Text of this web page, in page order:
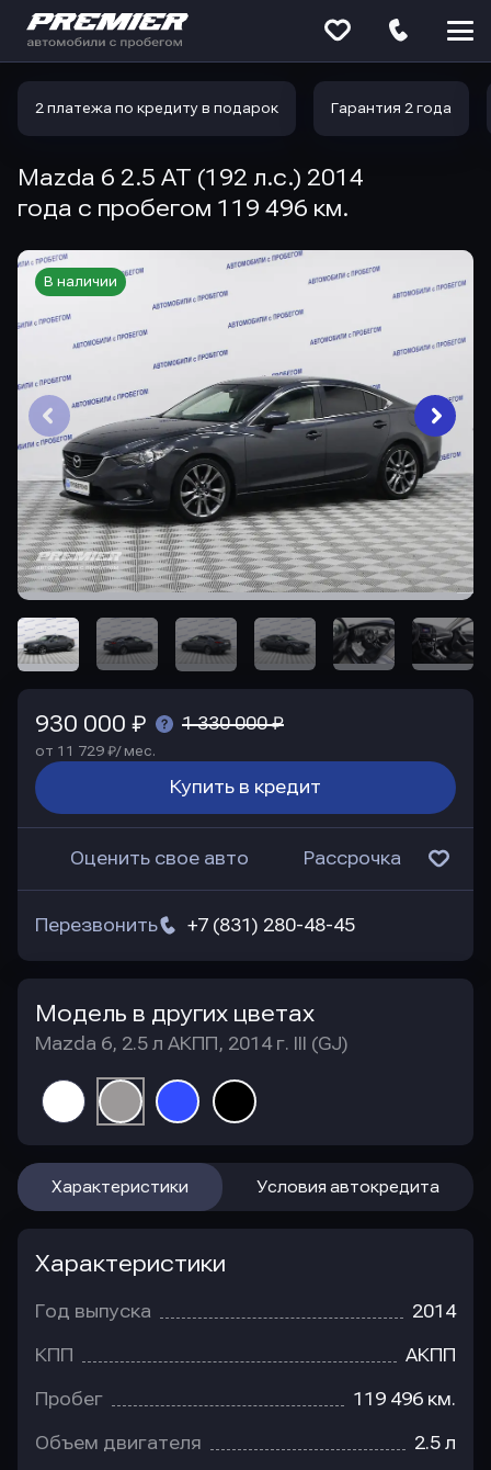
2 платежа по кредиту в подарок Гарантия 2 года
Mazda 6 2.5 AT (192 л.с.) 2014
года с пробегом 119 496 км.
В наличии
930 000 ₽ 1 330 000 ₽
от 11 729 ₽/ мес.
Купить в кредит
Оценить свое авто Рассрочка
+7 (831) 280-48-45
Перезвонить
Модель в других цветах
Mazda 6, 2.5 л АКПП, 2014 г. III (GJ)
Характеристики Условия автокредита
Характеристики
Год выпуска 2014
КПП АКПП
Пробег 119 496 км.
Объем двигателя 2.5 л